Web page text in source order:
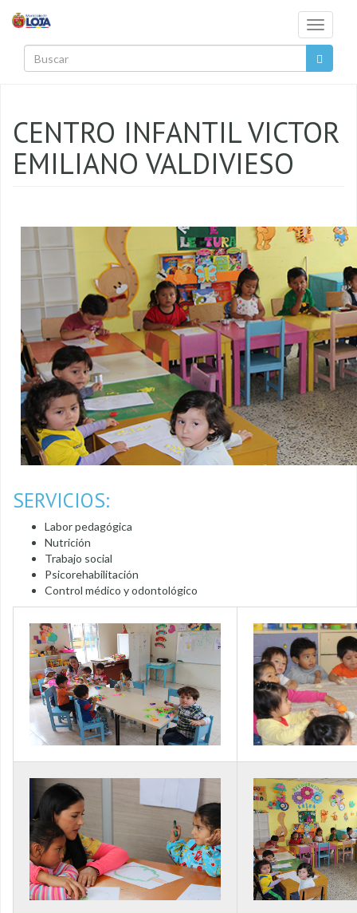
Toggle
CENTRO INFANTIL VICTOR
EMILIANO VALDIVIESO
SERVICIOS:
Labor pedagógica
Nutrición
Trabajo social
Psicorehabilitación
Control médico y odontológico